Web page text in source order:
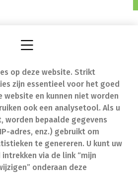
op deze website. Strikt
zijn essentieel voor het goed
website en kunnen niet worden
ook een analysetool. Als u
bepaalde gegevens
adres, enz.) gebruikt om
te genereren. U kunt uw
via de link “mijn
onderaan deze
In geval van nood
Contact
Veelgestelde vragen
(FAQ)